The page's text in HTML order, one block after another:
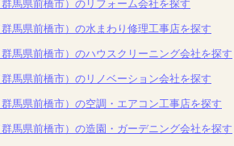
馬県前橋市）のリフォーム会社を探す
馬県前橋市）の水まわり修理工事店を探す
馬県前橋市）のハウスクリーニング会社を探す
馬県前橋市）のリノベーション会社を探す
馬県前橋市）の空調・エアコン工事店を探す
馬県前橋市）の造園・ガーデニング会社を探す